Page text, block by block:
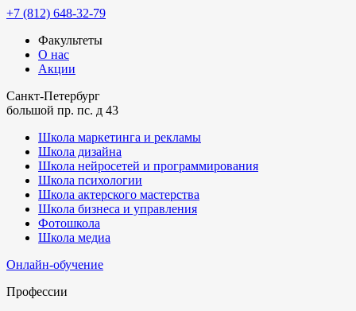
+7 (812) 648-32-79
Факультеты
О нас
Акции
Санкт-Петербург
большой пр. пс. д 43
Школа маркетинга и рекламы
Школа дизайна
Школа нейросетей и программирования
Школа психологии
Школа актерского мастерства
Школа бизнеса и управления
Фотошкола
Школа медиа
Онлайн-обучение
Профессии